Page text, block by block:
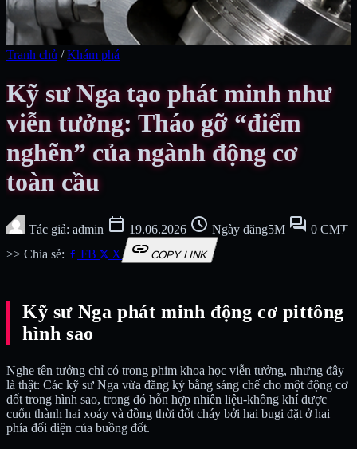
Tranh chủ / Khám phá
Kỹ sư Nga tạo phát minh như
viễn tưởng: Tháo gỡ “điểm
nghẽn” của ngành động cơ
toàn cầu
Tác giả: admin calendar_today 19.06.2026 schedule Ngày đăng5M forum 0 CMT
>> Chia sẻ:
FB X linkCOPY LINK
Kỹ sư Nga phát minh động cơ pittông
hình sao
Nghe tên tưởng chỉ có trong phim khoa học viễn tưởng, nhưng đây
là thật: Các kỹ sư Nga vừa đăng ký bằng sáng chế cho một động cơ
đốt trong hình sao, trong đó hỗn hợp nhiên liệu-không khí được
cuốn thành hai xoáy và đồng thời đốt cháy bởi hai bugi đặt ở hai
phía đối diện của buồng đốt.